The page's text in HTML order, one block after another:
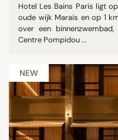
Hotel Les Bains Paris ligt
oude wijk Marais en op 1
over een
Centre Pompidou ...
NEW